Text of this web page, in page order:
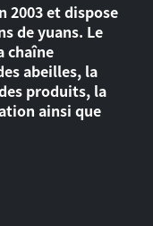
2003 et dispose
de yuans. Le
chaîne
abeilles, la
produits, la
ainsi que